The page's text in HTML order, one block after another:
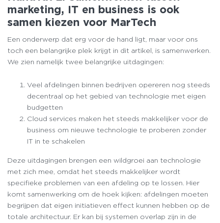
marketing, IT en business is ook
samen kiezen voor MarTech
Een onderwerp dat erg voor de hand ligt, maar voor ons
toch een belangrijke plek krijgt in dit artikel, is samenwerken.
We zien namelijk twee belangrijke uitdagingen:
Veel afdelingen binnen bedrijven opereren nog steeds
decentraal op het gebied van technologie met eigen
budgetten
Cloud services maken het steeds makkelijker voor de
business om nieuwe technologie te proberen zonder
IT in te schakelen
Deze uitdagingen brengen een wildgroei aan technologie
met zich mee, omdat het steeds makkelijker wordt
specifieke problemen van een afdeling op te lossen. Hier
komt samenwerking om de hoek kijken: afdelingen moeten
begrijpen dat eigen initiatieven effect kunnen hebben op de
totale architectuur. Er kan bij systemen overlap zijn in de